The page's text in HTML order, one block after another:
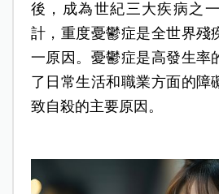
後，成為世紀三大疾病之
計，重度憂鬱症是全世界殘
一原因。憂鬱症是高發生率
了日常生活和職業方面的障
致自殺的主要原因。